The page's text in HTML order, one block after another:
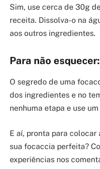
Sim, use cerca de 30g
receita. Dissolva-o na
aos outros ingredientes.
Para não esquecer:
O segredo de uma
dos ingredientes e no
nenhuma etapa e use
E aí, pronta para colocar
sua focaccia perfeita?
experiências nos